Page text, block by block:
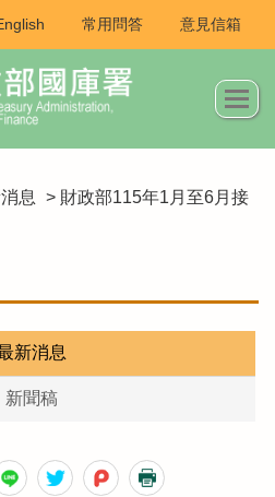
常用問答 意見信箱
息
> 財政部115年1月至6月接
新消息
新聞稿